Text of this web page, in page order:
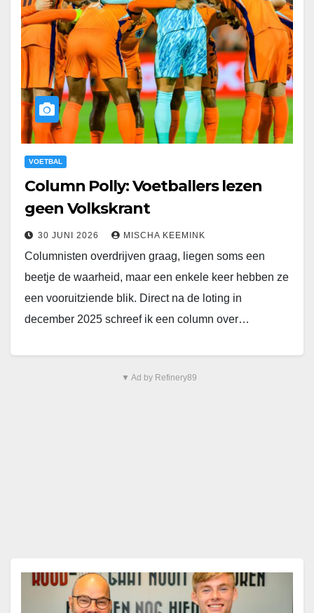
VOETBAL
Column Polly: Voetballers lezen
geen Volkskrant
30 JUNI 2026 MISCHA KEEMINK
Columnisten overdrijven graag, liegen soms een
beetje de waarheid, maar een enkele keer hebben ze
een vooruitziende blik. Direct na de loting in
december 2025 schreef ik een column over…
▼ Ad by Refinery89